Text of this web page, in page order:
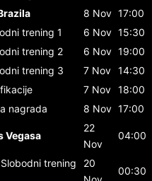
8 Nov 17:00
trening 1 6 Nov 15:30
trening 2 6 Nov 19:00
trening 3 7 Nov 14:30
7 Nov 18:00
nagrada 8 Nov 17:00
Vegasa
22
Nov
04:00
Slobodni trening
20
00:30